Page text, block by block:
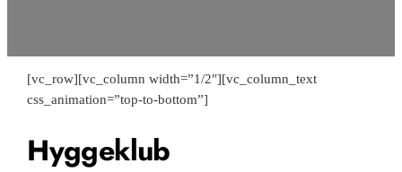
[vc_row][vc_column width=”1/2″][vc_column_text
css_animation=”top-to-bottom”]
Hyggeklub